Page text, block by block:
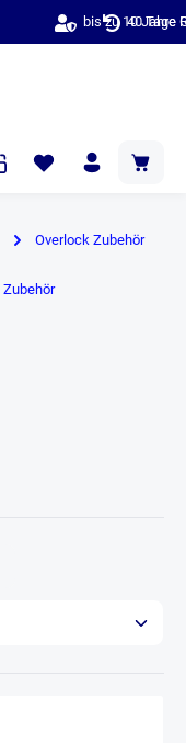
Overlock Zubehör
Zubehör